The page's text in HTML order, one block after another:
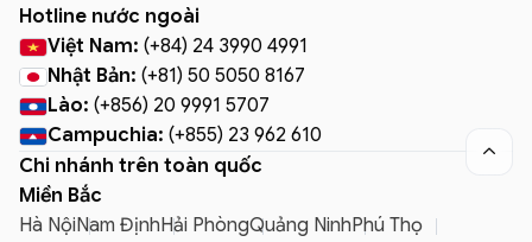
Hotline nước ngoài
Việt Nam: (+84) 24 3990 4991
Nhật Bản: (+81) 50 5050 8167
Lào: (+856) 20 9991 5707
Campuchia: (+855) 23 962 610

Chi nhánh trên toàn quốc
Miền Bắc
Hà NộiNam ĐịnhHải PhòngQuảng NinhPhú Thọ